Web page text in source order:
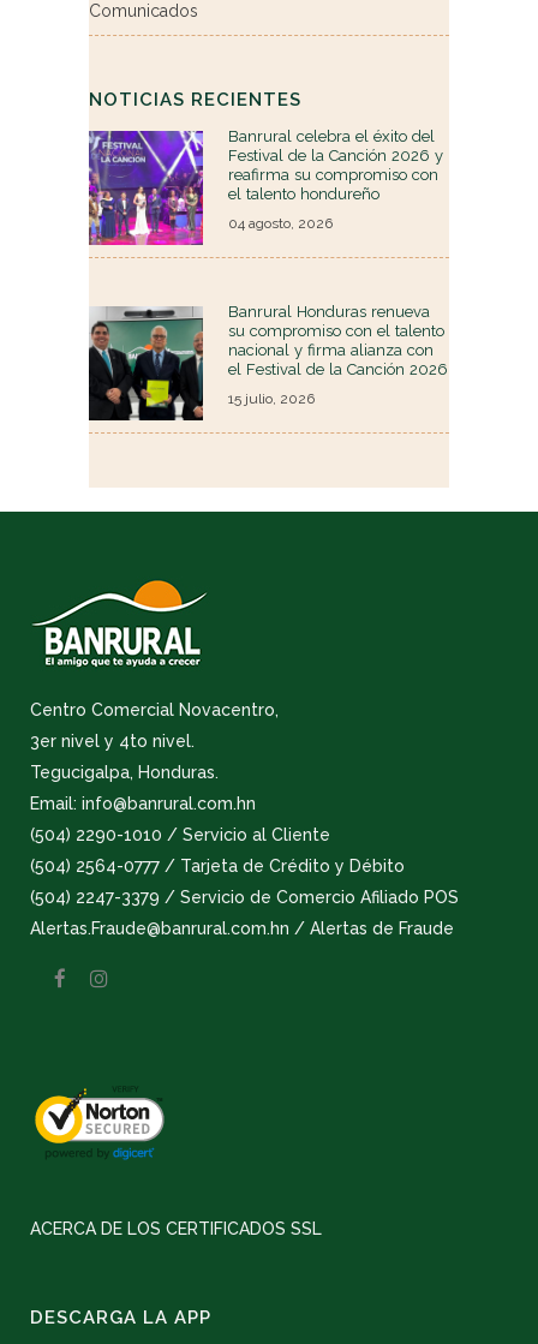
Comunicados
NOTICIAS RECIENTES
Banrural celebra el éxito del
Festival de la Canción 2026 y
reafirma su compromiso con
el talento hondureño
04 agosto, 2026
Banrural Honduras renueva
su compromiso con el talento
nacional y firma alianza con
el Festival de la Canción 2026
15 julio, 2026
Centro Comercial Novacentro,
3er nivel y 4to nivel.
Tegucigalpa, Honduras.
Email: info@banrural.com.hn
(504) 2290-1010 / Servicio al Cliente
(504) 2564-0777 / Tarjeta de Crédito y Débito
(504) 2247-3379 / Servicio de Comercio Afiliado POS
Alertas.Fraude@banrural.com.hn / Alertas de Fraude
ACERCA DE LOS CERTIFICADOS SSL
DESCARGA LA APP